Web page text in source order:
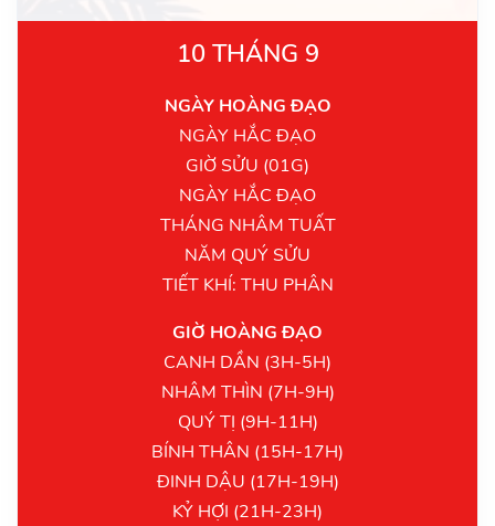
10 THÁNG 9
NGÀY HOÀNG ĐẠO
NGÀY HẮC ĐẠO
GIỜ SỬU (01G)
NGÀY HẮC ĐẠO
THÁNG NHÂM TUẤT
NĂM QUÝ SỬU
TIẾT KHÍ: THU PHÂN
GIỜ HOÀNG ĐẠO
CANH DẦN (3H-5H)
NHÂM THÌN (7H-9H)
QUÝ TỊ (9H-11H)
BÍNH THÂN (15H-17H)
ĐINH DẬU (17H-19H)
KỶ HỢI (21H-23H)